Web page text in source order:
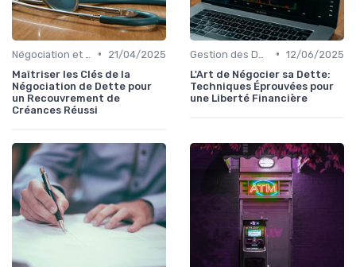
•
21/04/2025
Maîtriser les Clés de la
Négociation de Dette pour
un Recouvrement de
Créances Réussi
• 12/06/2025
L'Art de Négocier sa Dette:
Techniques Éprouvées pour
une Liberté Financière